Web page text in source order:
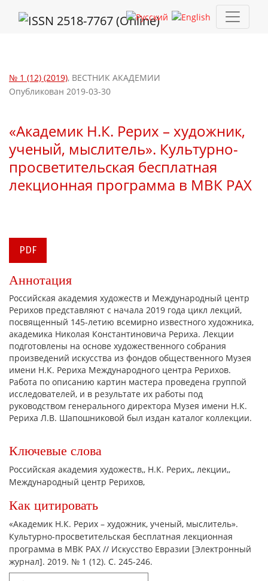
«Академик Н.К. Рерих – художник, ученый, мыслитель».
№ 1 (12) (2019), ВЕСТНИК АКАДЕМИИ
«Академик Н.К. Рерих – художник,
ученый, мыслитель». Культурно-
просветительская бесплатная
лекционная программа в МВК РАХ
Опубликован 2019-03-30
PDF
Ключевые слова
Российская академия художеств, Н.К. Рерих, лекции,
Международный центр Рерихов,
Как цитировать
«Академик Н.К. Рерих – художник, ученый, мыслитель».
Культурно-просветительская бесплатная лекционная
программа в МВК РАХ // Искусство Евразии [Электронный
журнал]. 2019. № 1 (12). С. 245-246.
Аннотация
Российская академия художеств и Международный центр
Рерихов представляют с начала 2019 года цикл лекций,
посвященный 145-летию всемирно известного художника,
академика Николая Константиновича Рериха. Лекции
подготовлены на основе художественного собрания
произведений искусства из фондов общественного Музея
имени Н.К. Рериха Международного центра Рерихов.
Работа по описанию картин мастера проведена группой
исследователей, и в результате их работы под
руководством генерального директора Музея имени Н.К.
Рериха Л.В. Шапошниковой был издан каталог коллекции.